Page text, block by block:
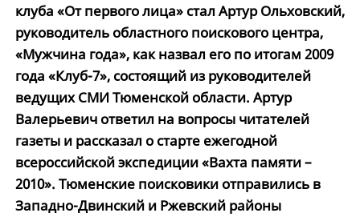
клуба «От первого лица» стал Артур Ольховский,
руководитель областного поискового центра,
«Мужчина года», как назвал его по итогам 2009
года «Клуб-7», состоящий из руководителей
ведущих СМИ Тюменской области. Артур
Валерьевич ответил на вопросы читателей
газеты и рассказал о старте ежегодной
всероссийской экспедиции «Вахта памяти –
2010». Тюменские поисковики отправились в
Западно-Двинский и Ржевский районы